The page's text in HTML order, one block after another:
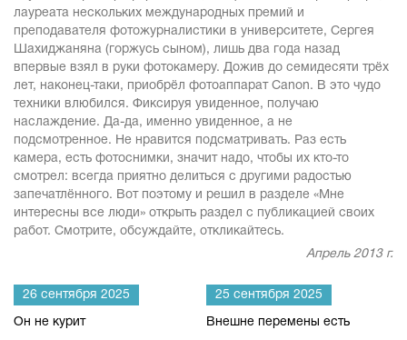
лауреата нескольких международных премий и
преподавателя фотожурналистики в университете, Сергея
Шахиджаняна (горжусь сыном), лишь два года назад
впервые взял в руки фотокамеру. Дожив до семидесяти трёх
лет, наконец-таки, приобрёл фотоаппарат Canon. В это чудо
техники влюбился. Фиксируя увиденное, получаю
наслаждение. Да-да, именно увиденное, а не
подсмотренное. Не нравится подсматривать. Раз есть
камера, есть фотоснимки, значит надо, чтобы их кто-то
смотрел: всегда приятно делиться с другими радостью
запечатлённого. Вот поэтому и решил в разделе «Мне
интересны все люди» открыть раздел с публикацией своих
работ. Смотрите, обсуждайте, откликайтесь.
Апрель 2013 г.
26 сентября 2025
Он не курит
25 сентября 2025
Внешне перемены есть